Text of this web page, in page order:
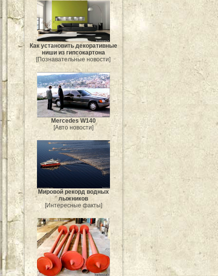
Как установить декоративные
ниши из гипсокартона
[Познавательные новости]
Mercedes W140
[Авто новости]
Мировой рекорд водных
лыжников
[Интересные факты]